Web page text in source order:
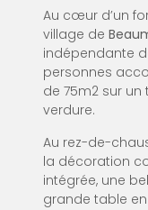
Au cœur d’un
village de
indépendante
personnes
de 75m2 sur
verdure.
Au rez-de-
la décoration
intégrée, une
grande table